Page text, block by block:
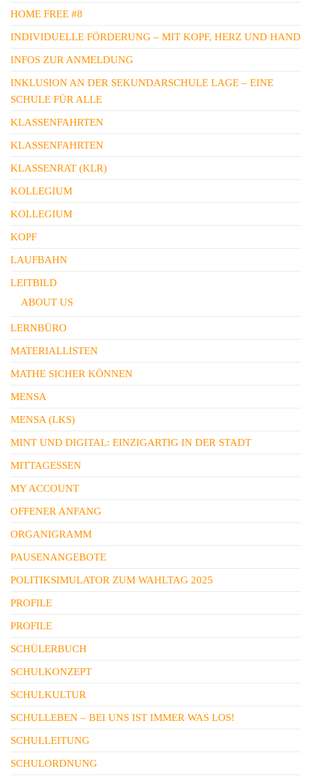
HOME FREE #8
INDIVIDUELLE FÖRDERUNG – MIT KOPF, HERZ UND HAND
INFOS ZUR ANMELDUNG
INKLUSION AN DER SEKUNDARSCHULE LAGE – EINE
SCHULE FÜR ALLE
KLASSENFAHRTEN
KLASSENFAHRTEN
KLASSENRAT (KLR)
KOLLEGIUM
KOLLEGIUM
KOPF
LAUFBAHN
LEITBILD
ABOUT US
LERNBÜRO
MATERIALLISTEN
MATHE SICHER KÖNNEN
MENSA
MENSA (LKS)
MINT UND DIGITAL: EINZIGARTIG IN DER STADT
MITTAGESSEN
MY ACCOUNT
OFFENER ANFANG
ORGANIGRAMM
PAUSENANGEBOTE
POLITIKSIMULATOR ZUM WAHLTAG 2025
PROFILE
PROFILE
SCHÜLERBUCH
SCHULKONZEPT
SCHULKULTUR
SCHULLEBEN – BEI UNS IST IMMER WAS LOS!
SCHULLEITUNG
SCHULORDNUNG